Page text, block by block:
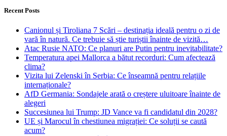
Recent Posts
Canionul și Tiroliana 7 Scări – destinația ideală pentru o zi de
vară în natură. Ce trebuie să știe turiștii înainte de vizită…
Atac Rusie NATO: Ce planuri are Putin pentru inevitabilitate?
Temperatura apei Mallorca a bătut recorduri: Cum afectează
clima?
Vizita lui Zelenski în Serbia: Ce înseamnă pentru relațiile
internaționale?
AfD Germania: Sondajele arată o creștere uluitoare înainte de
alegeri
Succesiunea lui Trump: JD Vance va fi candidatul din 2028?
UE și Marocul în chestiunea migrației: Ce soluții se caută
acum?